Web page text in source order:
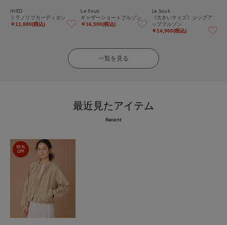
INED
ミラノリブカーディガン
￥11,880(税込)
Le Souk
ギャザーショートブルゾン
￥16,500(税込)
Le Souk
《大きいサイズ》ジップア
ップブルゾン
￥14,960(税込)
一覧を見る
最近見たアイテム
Recent
50%
OFF